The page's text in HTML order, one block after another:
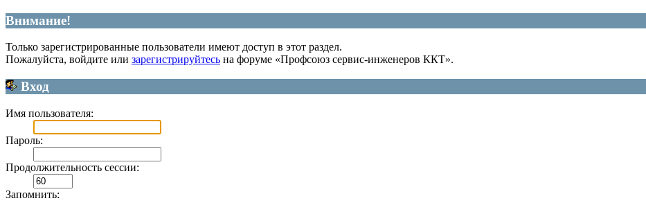
Внимание!
Только зарегистрированные пользователи имеют доступ в этот раздел.
Пожалуйста, войдите или зарегистрируйтесь на форуме «Профсоюз сервис-инженеров ККТ».
Вход
Имя пользователя:
Пароль:
Продолжительность сессии:
Запомнить: